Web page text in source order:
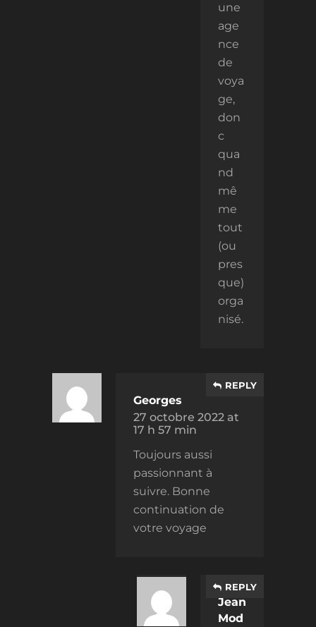
une
age
nce
de
voya
ge,
don
c
qua
nd
mê
me
tout
(ou
pres
que)
orga
nisé.
Georges
27 octobre 2022 at
17 h 57 min
REPLY
Toujours aussi
passionnant à
suivre. Bonne
continuation de
votre voyage
Jean
Mod
REPLY